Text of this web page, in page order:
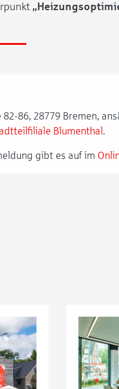
86, 28779 Bremen,
Blumenthal.
gibt es auf im